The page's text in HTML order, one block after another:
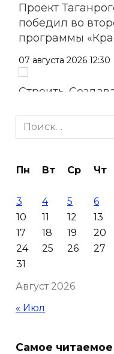
Проект
победил во
программы
07 августа 2026 12:30
Строить.
07 августа 2026 12:30
#МЫВМЕСТЕ-
07 августа 2026 12:30
Александр
заслуги
госпиталям,
детским домам
Search
for:
Август 2026
Пн Вт Ср Чт
3
4 5 6
10
11 12 13
17
18 19 20
24
25 26 27
31
« Июл
Самое читаемое